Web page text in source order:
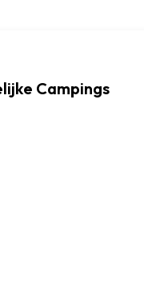
Campings